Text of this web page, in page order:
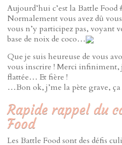
Aujourd’hui c’est la Battle Food
Normalement vous avez dû
vous n’y participez pas, voyant
base de noix de coco…
Que je suis heureuse de vous
vous inscrire ! Merci
flattée… Et fière !
…Bon ok, j’me la pète grave, ça
Rapide rappel du
Food
Les Battle Food sont des défis